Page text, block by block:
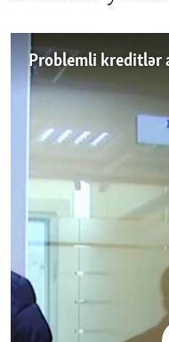
Problemli kreditlər